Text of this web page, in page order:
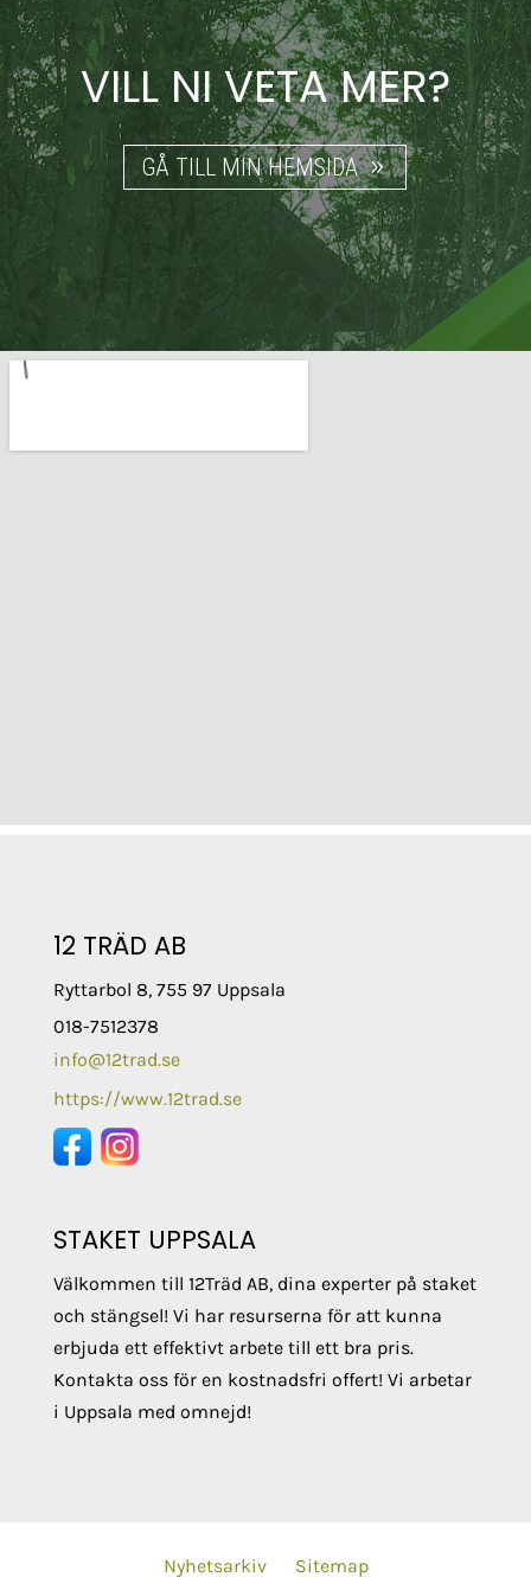
VILL NI VETA MER?
GÅ TILL MIN HEMSIDA
12 TRÄD AB
Ryttarbol 8, 755 97 Uppsala
018-7512378
info@12trad.se
https://www.12trad.se
STAKET UPPSALA
Välkommen till 12Träd AB, dina experter på staket
och stängsel! Vi har resurserna för att kunna
erbjuda ett effektivt arbete till ett bra pris.
Kontakta oss för en kostnadsfri offert! Vi arbetar
i Uppsala med omnejd!
Nyhetsarkiv Sitemap